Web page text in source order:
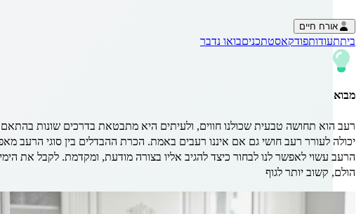
אורח חיים
ביתתעודותפודקאסטתכניםבואו נדבר
המדריך לזיהוי סוגי רעב ולניהול אכילה חכם
מבוא
רעב הוא תחושה טבעית שכולנו חווים, ולעיתים היא מתבטאת בדרכים שונות בהתאם
יכולה לעורר רעב חושי גם אם איננו רעבים באמת. הכרת ההבדלים בין סוגי הרעב
הרעב עשוי לאפשר לנו לבחור כיצד להגיב אליו בצורה מודעת, ומקדמת. לקבל את
הולם, קשוב יותר לגוף